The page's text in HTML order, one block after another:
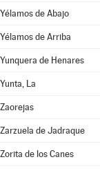
Yélamos de Abajo
Yélamos de Arriba
Yunquera de Henares
Yunta, La
Zaorejas
Zarzuela de Jadraque
Zorita de los Canes